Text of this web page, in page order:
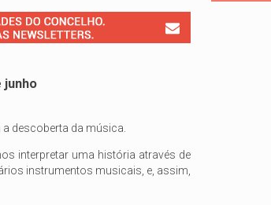
junho
descoberta da música.
interpretar uma história através de
instrumentos musicais, e, assim,